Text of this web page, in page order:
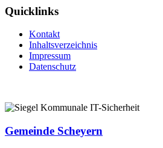
Quicklinks
Kontakt
Inhaltsverzeichnis
Impressum
Datenschutz
Gemeinde Scheyern